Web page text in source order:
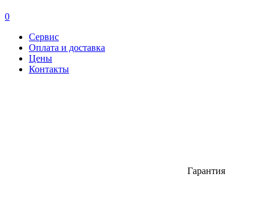
0
Сервис
Оплата и доставка
Цены
Контакты
Гарантия